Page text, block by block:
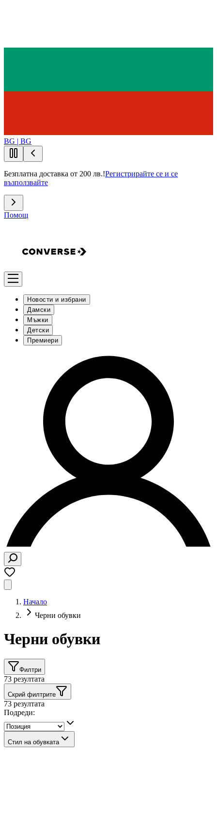
BG | BG
Безплатна доставка от 200 лв.!Регистрирайте се и се
възползвайте
Помощ
Новости и избрани
Дамски
Мъжки
Детски
Премиери
Начало
Черни обувки
Черни обувки
Филтри
73 резултата
Скрий филтрите
73 резултата
Подреди:
Стил на обувката